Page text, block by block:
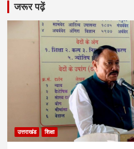
जरूर पढ़ें
उत्तराखंड शिक्षा